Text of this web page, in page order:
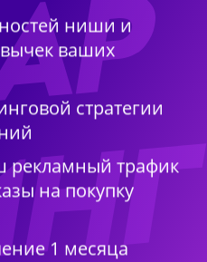
ниши и
ваших
стратегии
трафик
на покупку
1 месяца